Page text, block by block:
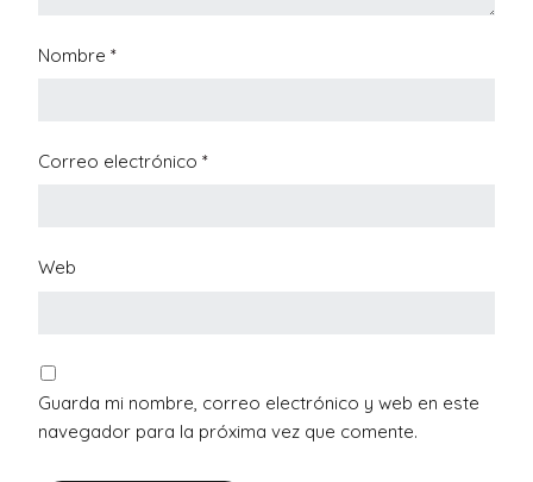
Nombre *
Correo electrónico *
Web
Guarda mi nombre, correo electrónico y web en este
navegador para la próxima vez que comente.